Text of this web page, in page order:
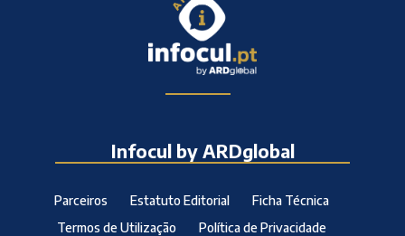
Infocul by ARDglobal
Parceiros Estatuto Editorial
Ficha Técnica
Termos de Utilização
Política de Privacidade